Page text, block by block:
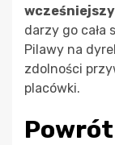
darzy go cała
Pilawy na
zdolności
placówki.